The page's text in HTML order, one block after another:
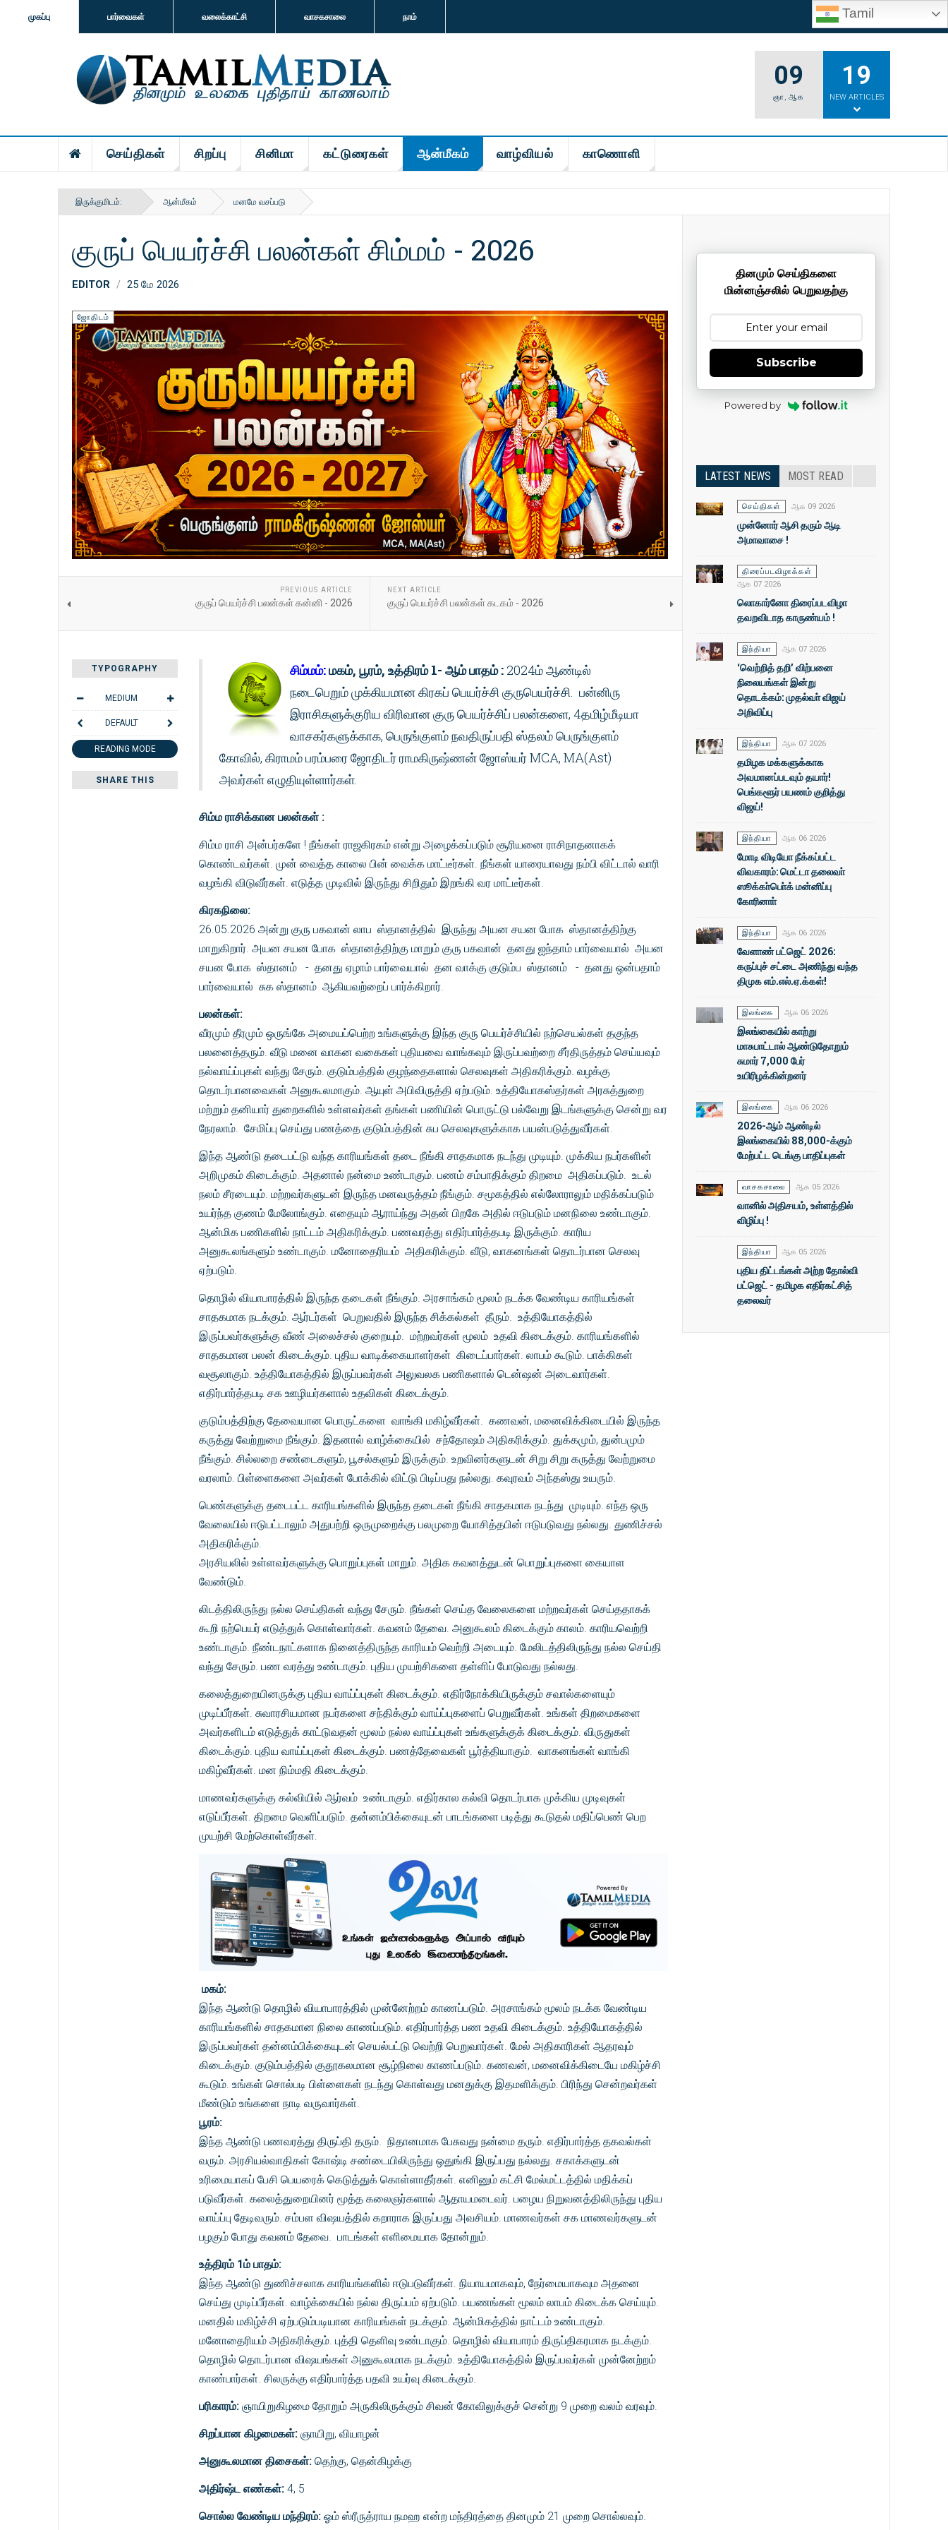
முகப்பு பார்வைகள் வலைக்காட்சி வாசகசாலை நாம் Tamil
09
ஞா , ஆக
19
NEW ARTICLES
செய்திகள் சிறப்பு சினிமா கட்டுரைகள் ஆன்மீகம் வாழ்வியல் காணொளி
இருக்குமிடம்: ஆன்மீகம் மனமே வசப்படு
குருப் பெயர்ச்சி பலன்கள் சிம்மம் - 2026
EDITOR 25 மே 2026
ஜோதிடம்
PREVIOUS ARTICLE
குருப் பெயர்ச்சி பலன்கள் கன்னி - 2026
NEXT ARTICLE
குருப் பெயர்ச்சி பலன்கள் கடகம் - 2026
TYPOGRAPHY
MEDIUM
DEFAULT
READING MODE
SHARE THIS
சிம்மம்:மகம், பூரம், உத்திரம் 1- ஆம் பாதம் : 2024ம் ஆண்டில்
நடைபெறும் முக்கியமான கிரகப் பெயர்ச்சி குருபெயர்ச்சி. பன்னிரு
இராசிகளுக்குரிய விரிவான குரு பெயர்ச்சிப் பலன்களை, 4தமிழ்மீடியா
வாசகர்களுக்காக, பெருங்குளம் நவதிருப்பதி ஸ்தலம் பெருங்குளம்
கோவில், கிராமம் பரம்பரை ஜோதிடர் ராமகிருஷ்ணன் ஜோஸ்யர் MCA, MA(Ast)
அவர்கள் எழுதியுள்ளார்கள்.
சிம்ம ராசிக்கான பலன்கள் :
சிம்ம ராசி அன்பர்களே ! நீங்கள் ராஜகிரகம் என்று அழைக்கப்படும் சூரியனை ராசிநாதனாகக்
கொண்டவர்கள். முன் வைத்த காலை பின் வைக்க மாட்டீர்கள். நீங்கள் யாரையாவது நம்பி விட்டால் வாரி
வழங்கி விடுவீர்கள். எடுத்த முடிவில் இருந்து சிறிதும் இறங்கி வர மாட்டீர்கள்.
கிரகநிலை:
26.05.2026 அன்று குரு பகவான் லாப ஸ்தானத்தில் இருந்து அயன சயன போக ஸ்தானத்திற்கு
மாறுகிறார். அயன சயன போக ஸ்தானத்திற்கு மாறும் குரு பகவான் தனது ஐந்தாம் பார்வையால் அயன
சயன போக ஸ்தானம் - தனது ஏழாம் பார்வையால் தன வாக்கு குடும்ப ஸ்தானம் - தனது ஒன்பதாம்
பார்வையால் சுக ஸ்தானம் ஆகியவற்றைப் பார்க்கிறார்.
பலன்கள்:
வீரமும் தீரமும் ஒருங்கே அமையப்பெற்ற உங்களுக்கு இந்த குரு பெயர்ச்சியில் நற்செயல்கள் தகுந்த
பலனைத்தரும். வீடு மனை வாகன வகைகள் புதியவை வாங்கவும் இருப்பவற்றை சீர்திருத்தம் செய்யவும்
நல்வாய்ப்புகள் வந்து சேரும். குடும்பத்தில் குழந்தைகளால் செலவுகள் அதிகரிக்கும். வழக்கு
தொடர்பானவைகள் அனுகூலமாகும். ஆயுள் அபிவிருத்தி ஏற்படும். உத்தியோகஸ்தர்கள் அரசுத்துறை
மற்றும் தனியார் துறைகளில் உள்ளவர்கள் தங்கள் பணியின் பொருட்டு பல்வேறு இடங்களுக்கு சென்று வர
நேரலாம். சேமிப்பு செய்து பணத்தை குடும்பத்தின் சுப செலவுகளுக்காக பயன்படுத்துவீர்கள்.
இந்த ஆண்டு தடைபட்டு வந்த காரியங்கள் தடை நீங்கி சாதகமாக நடந்து முடியும். முக்கிய நபர்களின்
அறிமுகம் கிடைக்கும். அதனால் நன்மை உண்டாகும். பணம் சம்பாதிக்கும் திறமை அதிகப்படும். உடல்
நலம் சீரடையும். மற்றவர்களுடன் இருந்த மனவருத்தம் நீங்கும். சமூகத்தில் எல்லோராலும் மதிக்கப்படும்
உயர்ந்த குணம் மேலோங்கும். எதையும் ஆராய்ந்து அதன் பிறகே அதில் ஈடுபடும் மனநிலை உண்டாகும்.
ஆன்மிக பணிகளில் நாட்டம் அதிகரிக்கும். பணவரத்து எதிர்பார்த்தபடி இருக்கும். காரிய
அனுகூலங்களும் உண்டாகும். மனோதைரியம் அதிகரிக்கும். வீடு, வாகனங்கள் தொடர்பான செலவு
ஏற்படும்.
தொழில் வியாபாரத்தில் இருந்த தடைகள் நீங்கும். அரசாங்கம் மூலம் நடக்க வேண்டிய காரியங்கள்
சாதகமாக நடக்கும். ஆர்டர்கள் பெறுவதில் இருந்த சிக்கல்கள் தீரும். உத்தியோகத்தில்
இருப்பவர்களுக்கு வீண் அலைச்சல் குறையும். மற்றவர்கள் மூலம் உதவி கிடைக்கும். காரியங்களில்
சாதகமான பலன் கிடைக்கும். புதிய வாடிக்கையாளர்கள் கிடைப்பார்கள். லாபம் கூடும். பாக்கிகள்
வசூலாகும். உத்தியோகத்தில் இருப்பவர்கள் அலுவலக பணிகளால் டென்ஷன் அடைவார்கள்.
எதிர்பார்த்தபடி சக ஊழியர்களால் உதவிகள் கிடைக்கும்.
குடும்பத்திற்கு தேவையான பொருட்களை வாங்கி மகிழ்வீர்கள். கணவன், மனைவிக்கிடையில் இருந்த
கருத்து வேற்றுமை நீங்கும். இதனால் வாழ்க்கையில் சந்தோஷம் அதிகரிக்கும். துக்கமும், துன்பமும்
நீங்கும். சில்லறை சண்டைகளும், பூசல்களும் இருக்கும். உறவினர்களுடன் சிறு சிறு கருத்து வேற்றுமை
வரலாம். பிள்ளைகளை அவர்கள் போக்கில் விட்டு பிடிப்பது நல்லது. கவுரவம் அந்தஸ்து உயரும்.
பெண்களுக்கு தடைபட்ட காரியங்களில் இருந்த தடைகள் நீங்கி சாதகமாக நடந்து முடியும். எந்த ஒரு
வேலையில் ஈடுபட்டாலும் அதுபற்றி ஒருமுறைக்கு பலமுறை யோசித்தபின் ஈடுபடுவது நல்லது. துணிச்சல்
அதிகரிக்கும்.
அரசியலில் உள்ளவர்களுக்கு பொறுப்புகள் மாறும். அதிக கவனத்துடன் பொறுப்புகளை கையாள
வேண்டும்.
லிடத்திலிருந்து நல்ல செய்திகள் வந்து சேரும். நீங்கள் செய்த வேலைகளை மற்றவர்கள் செய்ததாகக்
கூறி நற்பெயர் எடுத்துக் கொள்வார்கள். கவனம் தேவை. அனுகூலம் கிடைக்கும் காலம். காரியவெற்றி
உண்டாகும். நீண்டநாட்களாக நினைத்திருந்த காரியம் வெற்றி அடையும். மேலிடத்திலிருந்து நல்ல செய்தி
வந்து சேரும். பண வரத்து உண்டாகும். புதிய முயற்சிகளை தள்ளிப் போடுவது நல்லது.
கலைத்துறையினருக்கு புதிய வாய்ப்புகள் கிடைக்கும். எதிர்நோக்கியிருக்கும் சவால்களையும்
முடிப்பீர்கள். சுவாரசியமான நபர்களை சந்திக்கும் வாய்ப்புகளைப் பெறுவீர்கள். உங்கள் திறமைகளை
அவர்களிடம் எடுத்துக் காட்டுவதன் மூலம் நல்ல வாய்ப்புகள் உங்களுக்குக் கிடைக்கும். விருதுகள்
கிடைக்கும். புதிய வாய்ப்புகள் கிடைக்கும். பணத்தேவைகள் பூர்த்தியாகும். வாகனங்கள் வாங்கி
மகிழ்வீர்கள். மன நிம்மதி கிடைக்கும்.
மாணவர்களுக்கு கல்வியில் ஆர்வம் உண்டாகும். எதிர்கால கல்வி தொடர்பாக முக்கிய முடிவுகள்
எடுப்பீர்கள். திறமை வெளிப்படும். தன்னம்பிக்கையுடன் பாடங்களை படித்து கூடுதல் மதிப்பெண் பெற
முயற்சி மேற்கொள்வீர்கள்.
மகம்:
இந்த ஆண்டு தொழில் வியாபாரத்தில் முன்னேற்றம் காணப்படும். அரசாங்கம் மூலம் நடக்க வேண்டிய
காரியங்களில் சாதகமான நிலை காணப்படும். எதிர்பார்த்த பண உதவி கிடைக்கும். உத்தியோகத்தில்
இருப்பவர்கள் தன்னம்பிக்கையுடன் செயல்பட்டு வெற்றி பெறுவார்கள். மேல் அதிகாரிகள் ஆதரவும்
கிடைக்கும். குடும்பத்தில் குதூகலமான சூழ்நிலை காணப்படும். கணவன், மனைவிக்கிடையே மகிழ்ச்சி
கூடும். உங்கள் சொல்படி பிள்ளைகள் நடந்து கொள்வது மனதுக்கு இதமளிக்கும். பிரிந்து சென்றவர்கள்
மீண்டும் உங்களை நாடி வருவார்கள்.
பூரம்:
இந்த ஆண்டு பணவரத்து திருப்தி தரும். நிதானமாக பேசுவது நன்மை தரும். எதிர்பார்த்த தகவல்கள்
வரும். அரசியல்வாதிகள் கோஷ்டி சண்டையிலிருந்து ஒதுங்கி இருப்பது நல்லது. சகாக்களுடன்
உரிமையாகப் பேசி பெயரைக் கெடுத்துக் கொள்ளாதீர்கள். எனினும் கட்சி மேல்மட்டத்தில் மதிக்கப்
படுவீர்கள். கலைத்துறையினர் மூத்த கலைஞர்களால் ஆதாயமடைவர். பழைய நிறுவனத்திலிருந்து புதிய
வாய்ப்பு தேடிவரும். சம்பள விஷயத்தில் கறாராக இருப்பது அவசியம். மாணவர்கள் சக மாணவர்களுடன்
பழகும் போது கவனம் தேவை. பாடங்கள் எளிமையாக தோன்றும்.
உத்திரம் 1ம் பாதம்:
இந்த ஆண்டு துணிச்சலாக காரியங்களில் ஈடுபடுவீர்கள். நியாயமாகவும், நேர்மையாகவும அதனை
செய்து முடிப்பீர்கள். வாழ்க்கையில் நல்ல திருப்பம் ஏற்படும். பயணங்கள் மூலம் லாபம் கிடைக்க செய்யும்.
மனதில் மகிழ்ச்சி ஏற்படும்படியான காரியங்கள் நடக்கும். ஆன்மிகத்தில் நாட்டம் உண்டாகும்.
மனோதைரியம் அதிகரிக்கும். புத்தி தெளிவு உண்டாகும். தொழில் வியாபாரம் திருப்திகரமாக நடக்கும்.
தொழில் தொடர்பான விஷயங்கள் அனுகூலமாக நடக்கும். உத்தியோகத்தில் இருப்பவர்கள் முன்னேற்றம்
காண்பார்கள். சிலருக்கு எதிர்பார்த்த பதவி உயர்வு கிடைக்கும்.
பரிகாரம்: ஞாயிறுகிழமை தோறும் அருகிலிருக்கும் சிவன் கோவிலுக்குச் சென்று 9 முறை வலம் வரவும்.
சிறப்பான கிழமைகள்: ஞாயிறு, வியாழன்
அனுகூலமான திசைகள்: தெற்கு, தென்கிழக்கு
அதிர்ஷ்ட எண்கள்: 4, 5
சொல்ல வேண்டிய மந்திரம்: ஓம் ஸ்ரீருத்ராய நமஹ என்ற மந்திரத்தை தினமும் 21 முறை சொல்லவும்.
தினமும் செய்திகளை
மின்னஞ்சலில் பெறுவதற்கு
Subscribe
Powered by
LATEST NEWS MOST READ
செய்திகள் ஆக 09 2026
முன்னோர் ஆசி தரும் ஆடி
அமாவாசை !
திரைப்படவிழாக்கள்
ஆக 07 2026
லொகார்னோ திரைப்படவிழா
தவறவிடாத காருண்யம் !
இந்தியா ஆக 07 2026
‘வெற்றித் தறி’ விற்பனை
நிலையங்கள் இன்று
தொடக்கம்: முதல்வா் விஜய்
அறிவிப்பு
இந்தியா ஆக 07 2026
தமிழக மக்களுக்காக
அவமானப்படவும் தயார்!
பெங்களூர் பயணம் குறித்து
விஜய்!
இந்தியா ஆக 06 2026
மோடி விடியோ நீக்கப்பட்ட
விவகாரம்: மெட்டா தலைவா்
ஸூக்கா்பொ்க் மன்னிப்பு
கோரினாா்
இந்தியா ஆக 06 2026
வேளாண் பட்ஜெட் 2026:
கருப்புச் சட்டை அணிந்து வந்த
திமுக எம்.எல்.ஏ.க்கள்!
இலங்கை ஆக 06 2026
இலங்கையில் காற்று
மாசுபாட்டால் ஆண்டுதோறும்
சுமார் 7,000 பேர்
உயிரிழக்கின்றனர்
இலங்கை ஆக 06 2026
2026-ஆம் ஆண்டில்
இலங்கையில் 88,000-க்கும்
மேற்பட்ட டெங்கு பாதிப்புகள்
வாசகசாலை ஆக 05 2026
வானில் அதிசயம், உள்ளத்தில்
விழிப்பு !
இந்தியா ஆக 05 2026
புதிய திட்டங்கள் அற்ற தோல்வி
பட்ஜெட் - தமிழக எதிர்கட்சித்
தலைவர்